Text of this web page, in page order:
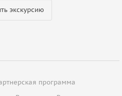
экскурсию
программа